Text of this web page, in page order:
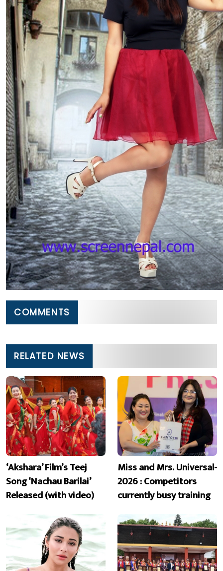
COMMENTS
RELATED NEWS
‘Akshara’ Film’s Teej
Song ‘Nachau Barilai’
Released (with video)
Miss and Mrs. Universal-
2026 : Competitors
currently busy training